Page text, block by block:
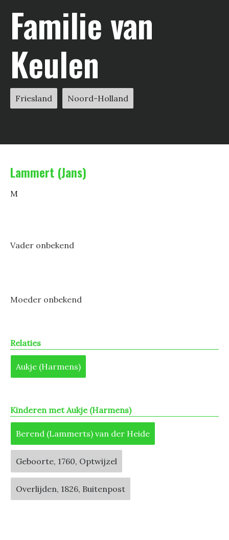
Familie van
Keulen
Friesland Noord-Holland
Lammert (Jans)
M
Vader onbekend
Moeder onbekend
Relaties
Aukje (Harmens)
Kinderen met Aukje (Harmens)
Berend (Lammerts) van der Heide
Geboorte, 1760, Optwijzel
Overlijden, 1826, Buitenpost